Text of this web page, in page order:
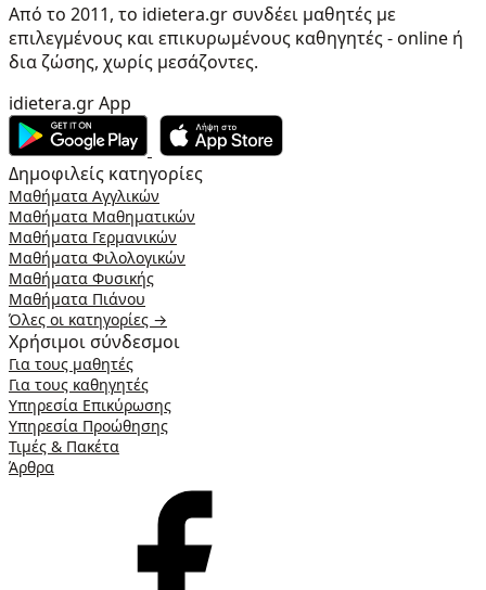
Από το 2011, το idietera.gr συνδέει μαθητές με
επιλεγμένους και επικυρωμένους καθηγητές - online ή
δια ζώσης, χωρίς μεσάζοντες.
idietera.gr App
Δημοφιλείς κατηγορίες
Μαθήματα Αγγλικών
Μαθήματα Μαθηματικών
Μαθήματα Γερμανικών
Μαθήματα Φιλολογικών
Μαθήματα Φυσικής
Μαθήματα Πιάνου
Όλες οι κατηγορίες →
Χρήσιμοι σύνδεσμοι
Για τους μαθητές
Για τους καθηγητές
Υπηρεσία Επικύρωσης
Υπηρεσία Προώθησης
Τιμές & Πακέτα
Άρθρα